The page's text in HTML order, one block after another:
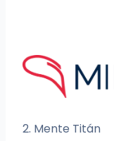
2. Mente Titán